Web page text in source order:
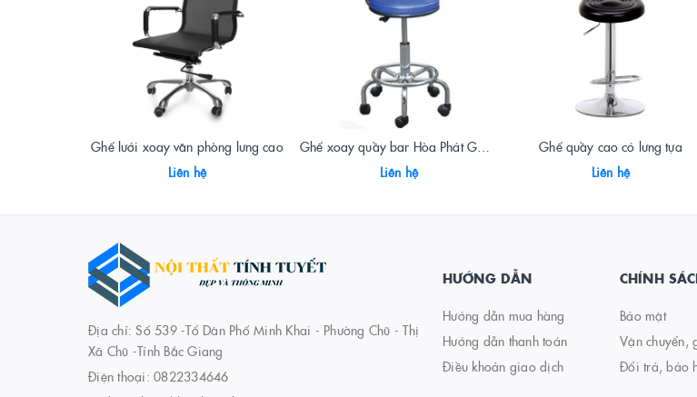
Ghế lưới xoay văn phòng lưng cao
Liên hệ
Ghế xoay quầy bar Hòa Phát GCN102TM
Liên hệ
Ghế quầy cao có lưng tựa
Liên hệ
Địa chỉ: Số 539 -Tổ Dân Phố Minh Khai - Phường Chũ - Thị
Xã Chũ -Tỉnh Bắc Giang
Điện thoại: 0822334646
HƯỚNG DẪN
Hướng dẫn mua hàng
Hướng dẫn thanh toán
Điều khoản giao dịch
CHÍNH
Bảo mật
Vận chuyển,
Đổi trả, bảo